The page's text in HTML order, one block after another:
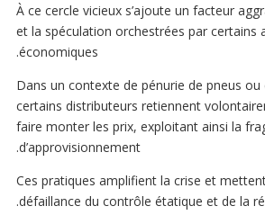
À ce cercle vicieux s’ajoute un facteur
et la spéculation orchestrées par certains
économiques.
Dans un contexte de pénurie de pneus ou
certains distributeurs retiennent
faire monter les prix, exploitant ainsi la
d’approvisionnement.
Ces pratiques amplifient la crise et
défaillance du contrôle étatique et de la